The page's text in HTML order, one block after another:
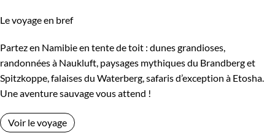
Le voyage en bref
Partez en Namibie en tente de toit : dunes grandioses,
randonnées à Naukluft, paysages mythiques du Brandberg et
Spitzkoppe, falaises du Waterberg, safaris d’exception à Etosha.
Une aventure sauvage vous attend !
Voir le voyage